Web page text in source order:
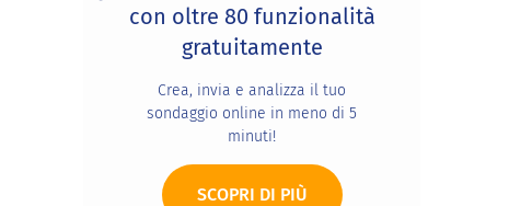
con oltre 80 funzionalità
gratuitamente
Crea, invia e analizza il tuo
sondaggio online in meno di 5
minuti!
SCOPRI DI PIÙ